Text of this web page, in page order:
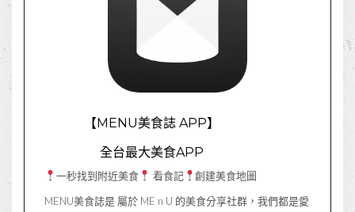
【MENU美食誌 APP】
全台最大美食APP
一秒找到附近美食 看食記
創建美食地圖
MENU美食誌是 屬於 ME n U 的美食分享社群，我們都是愛